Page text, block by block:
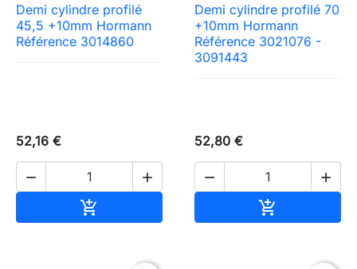
Demi cylindre profilé
45,5 +10mm Hormann
Référence 3014860
52,16 €
 

Demi cylindre profilé 70
+10mm Hormann
Référence 3021076 -
3091443
52,80 €
 
